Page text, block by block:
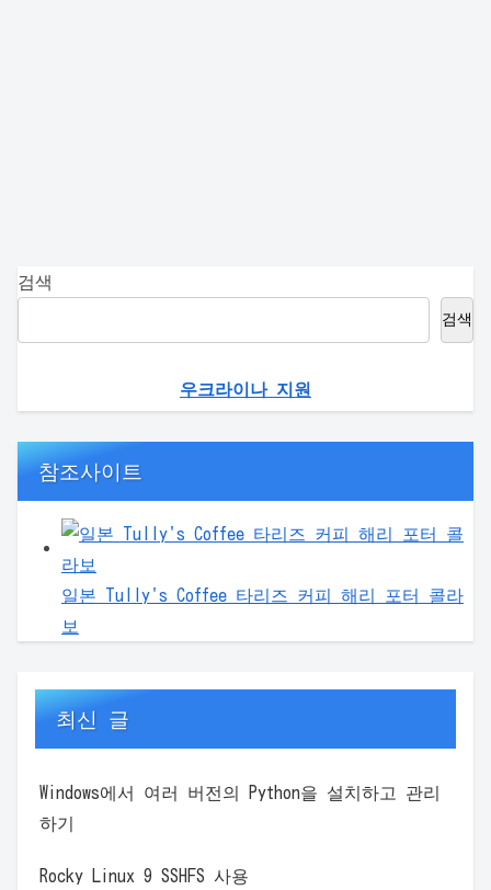
검색
검색
우크라이나 지원
참조사이트
일본 Tully's Coffee 타리즈 커피 해리 포터 콜라
보
최신 글
Windows에서 여러 버전의 Python을 설치하고 관리
하기
Rocky Linux 9 SSHFS 사용